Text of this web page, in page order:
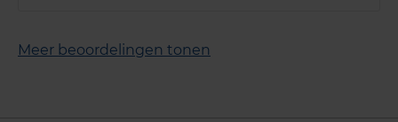
Meer beoordelingen tonen